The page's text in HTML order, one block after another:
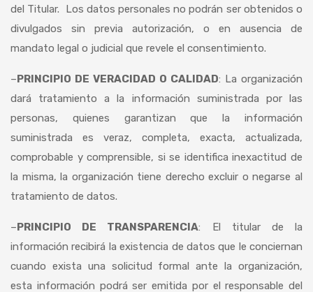
del Titular. Los datos personales no podrán ser obtenidos o
divulgados sin previa autorización, o en ausencia de
mandato legal o judicial que revele el consentimiento.
–PRINCIPIO DE VERACIDAD O CALIDAD: La organización
dará tratamiento a la información suministrada por las
personas, quienes garantizan que la información
suministrada es veraz, completa, exacta, actualizada,
comprobable y comprensible, si se identifica inexactitud de
la misma, la organización tiene derecho excluir o negarse al
tratamiento de datos.
–PRINCIPIO DE TRANSPARENCIA: El titular de la
información recibirá la existencia de datos que le conciernan
cuando exista una solicitud formal ante la organización,
esta información podrá ser emitida por el responsable del